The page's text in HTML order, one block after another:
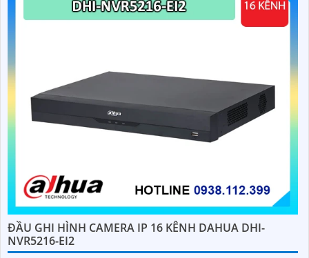
ĐẦU GHI HÌNH CAMERA IP 16 KÊNH DAHUA DHI-
NVR5216-EI2